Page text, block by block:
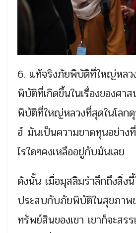
6. แท้จริงภัยพิบัติที่ใหญ่หล
พิบัติที่เกิดขึ้นในเรื่องของศา
พิบัติที่ใหญ่หลวงที่สุดในโลกดุ
ฮ์ มันเป็นความขาดทุนอย่าง
ไรใดๆคงเหลืออยู่กับมันเลย
ดังนั้น เมื่อมุสลิมรำลึกถึงสิ่งนี้
ประสบกับภัยพิบัติในสุขภาพ
ทรัพย์สินของเขา เขาก็จะส